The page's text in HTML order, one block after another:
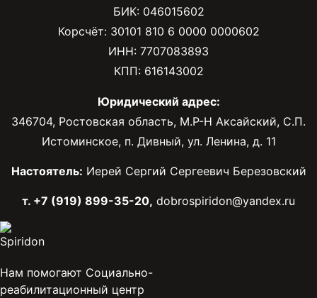
БИК: 046015602
Корсчёт: 30101 810 6 0000 0000602
ИНН: 7707083893
КПП: 616143002
Юридический адрес:
346704, Ростовская область, М.Р-Н Аксайский, С.П.
Истоминское, п. Дивный, ул. Ленина, д. 11
Настоятель: Иерей Сергий Сергеевич Березовский
т. +7 (919) 899-35-20, dobrospiridon@yandex.ru
Нам помогают Социально-
реабилитационный центр